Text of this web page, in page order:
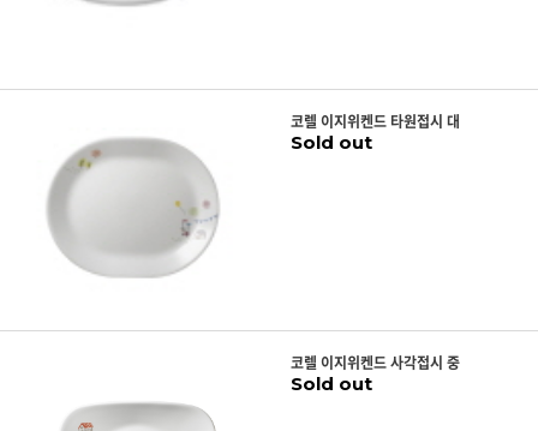
코렐 이지위켄드 타원접시 대
Sold out
코렐 이지위켄드 사각접시 중
Sold out